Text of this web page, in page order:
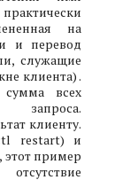
на
и перевод
служащие
клиента) .
всех
клиенту.
restart) и
пример